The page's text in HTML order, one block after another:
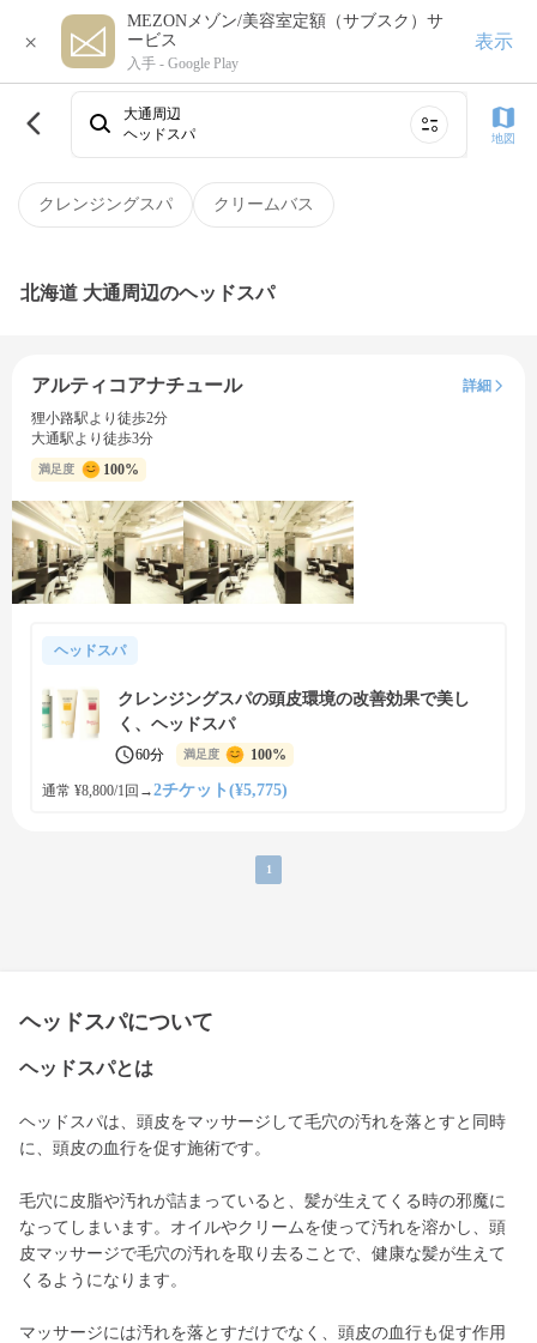
×
MEZONメゾン/美容室定額（サブスク）サ
ービス
入手 - Google Play
表示
クレンジングスパ クリームバス
大通周辺
ヘッドスパ
地図
北海道 大通周辺のヘッドスパ
アルティコアナチュール
詳細
狸小路駅より徒歩2分
大通駅より徒歩3分
満足度 100%
ヘッドスパ
クレンジングスパの頭皮環境の改善効果で美し
く、ヘッドスパ
60分 満足度 100%
通常 ¥8,800/1回 →2チケット(¥5,775)
1
ヘッドスパについて
ヘッドスパとは
ヘッドスパは、頭皮をマッサージして毛穴の汚れを落とすと同時
に、頭皮の血行を促す施術です。
毛穴に皮脂や汚れが詰まっていると、髪が生えてくる時の邪魔に
なってしまいます。オイルやクリームを使って汚れを溶かし、頭
皮マッサージで毛穴の汚れを取り去ることで、健康な髪が生えて
くるようになります。
マッサージには汚れを落とすだけでなく、頭皮の血行も促す作用